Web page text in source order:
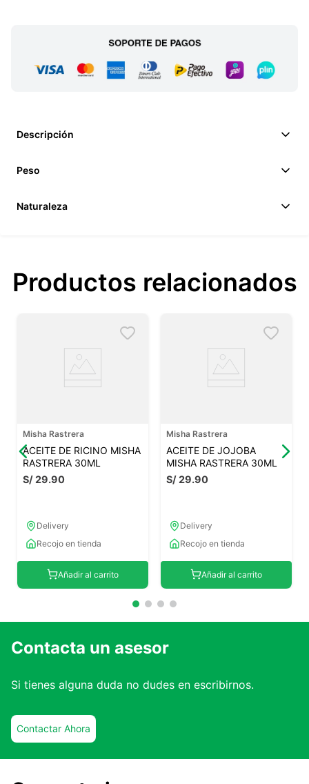
Descripción
Peso
Naturaleza
Productos relacionados
Misha Rastrera
ACEITE DE RICINO MISHA
RASTRERA 30ML
S/29.90
Delivery
Recojo en tienda
Añadir al carrito
Misha Rastrera
ACEITE DE JOJOBA
MISHA RASTRERA 30ML
S/29.90
Delivery
Recojo en tienda
Añadir al carrito
Contacta un asesor
Si tienes alguna duda no dudes en escribirnos.
Contactar Ahora